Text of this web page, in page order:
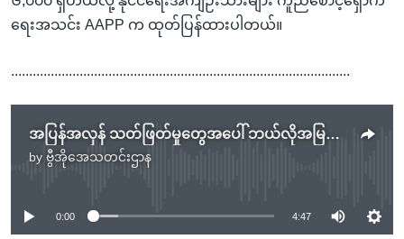
ရေးအသင်း AAPP က ထုတ်ပြန်ထားပါတယ်။
..............................................................................................
အပြန်အလှန် သတ်ဖြတ်မှုတွေအပေါ် ဘယ်လိုအမြင်ရှိကြလဲ
by ဗွီအိုအေသတင်းဌာန
No media source currently available
0:00 4:47